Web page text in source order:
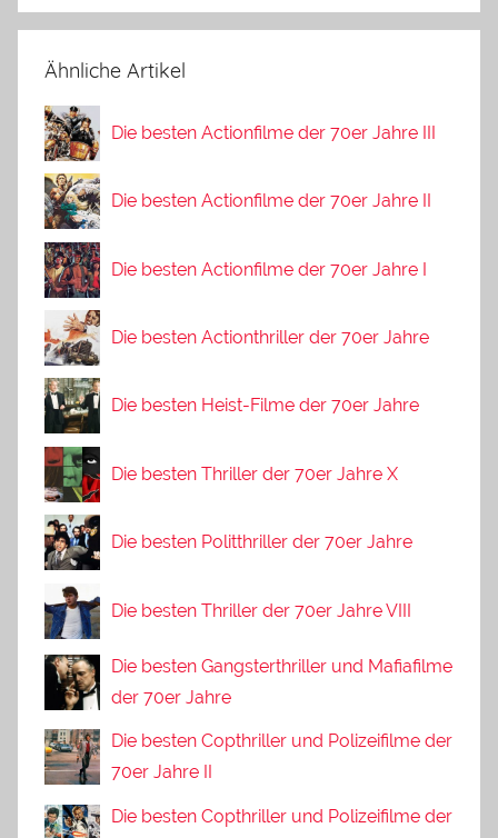
Ähnliche Artikel
Die besten Actionfilme der 70er Jahre III
Die besten Actionfilme der 70er Jahre II
Die besten Actionfilme der 70er Jahre I
Die besten Actionthriller der 70er Jahre
Die besten Heist-Filme der 70er Jahre
Die besten Thriller der 70er Jahre X
Die besten Politthriller der 70er Jahre
Die besten Thriller der 70er Jahre VIII
Die besten Gangsterthriller und Mafiafilme
der 70er Jahre
Die besten Copthriller und Polizeifilme der
70er Jahre II
Die besten Copthriller und Polizeifilme der